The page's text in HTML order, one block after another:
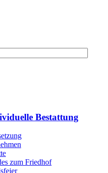
Bestattung
zum Friedhof